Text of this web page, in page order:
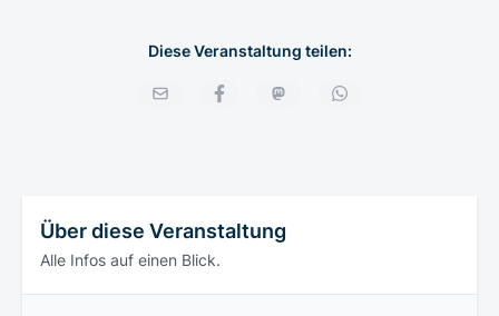
Diese Veranstaltung teilen:
Über diese Veranstaltung
Alle Infos auf einen Blick.